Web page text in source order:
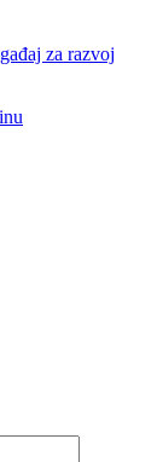
za razvoj